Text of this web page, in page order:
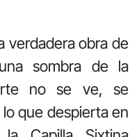
verdadera obra de
sombra de la
no se ve, se
que despierta en